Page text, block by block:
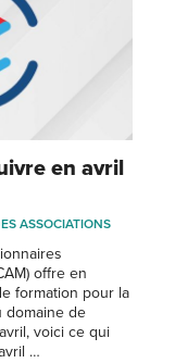
en avril
ASSOCIATIONS
offre en
formation pour la
domaine de
voici ce qui
…